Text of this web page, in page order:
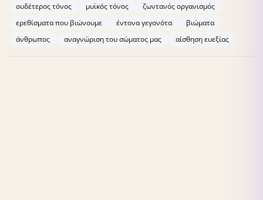
ουδέτερος τόνος
μυϊκός τόνος
ζωντανός οργανισμός
ερεθίσματα που βιώνουμε
έντονα γεγονότα
βιώματα
άνθρωπος
αναγνώριση του σώματος μας αίσθηση ευεξίας